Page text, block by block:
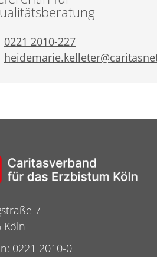
0221 2010-227
7
Köln
0221 2010-0